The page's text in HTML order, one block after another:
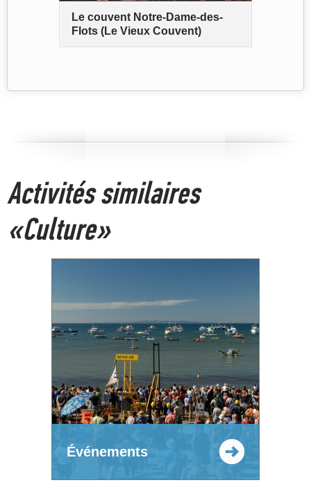
Le couvent Notre-Dame-des-
Flots (Le Vieux Couvent)
Activités similaires
«Culture»
Événements